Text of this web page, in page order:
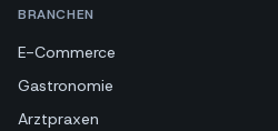
BRANCHEN
E-Commerce
Gastronomie
Arztpraxen